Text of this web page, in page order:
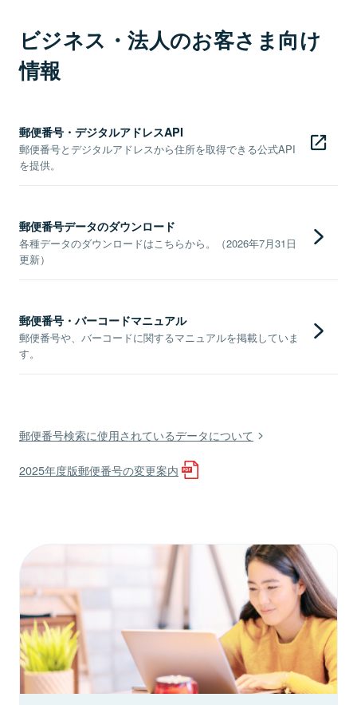
ビジネス・法人のお客さま向け
情報
郵便番号・デジタルアドレスAPI
郵便番号とデジタルアドレスから住所を取得できる公式API
を提供。
郵便番号データのダウンロード
各種データのダウンロードはこちらから。（2026年7月31日
更新）
郵便番号・バーコードマニュアル
郵便番号や、バーコードに関するマニュアルを掲載していま
す。
郵便番号検索に使用されているデータについて
2025年度版郵便番号の変更案内